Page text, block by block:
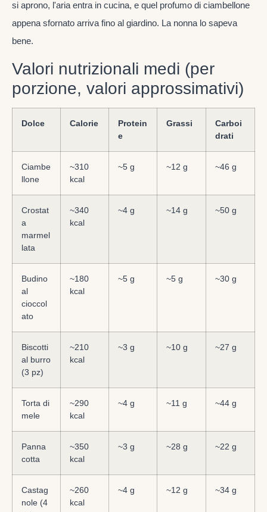
si aprono, l'aria entra in cucina, e quel profumo di ciambellone
appena sfornato arriva fino al giardino. La nonna lo sapeva
bene.
Valori nutrizionali medi (per
porzione, valori approssimativi)
Dolce Calorie
Protein
e
Grassi
Carboi
drati
Ciambe
llone
~310
kcal
~5 g ~12 g ~46 g
Crostat
a
marmel
lata
~340
kcal
~4 g ~14 g ~50 g
Budino
al
cioccol
ato
~180
kcal
~5 g ~5 g ~30 g
Biscotti
al burro
(3 pz)
~210
kcal
~3 g ~10 g ~27 g
Torta di
mele
~290
kcal
~4 g ~11 g ~44 g
Panna
cotta
~350
kcal
~3 g ~28 g ~22 g
Castag
nole (4
~260
kcal
~4 g ~12 g ~34 g